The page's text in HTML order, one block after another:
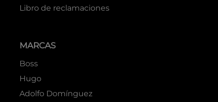
Libro de reclamaciones
MARCAS
Boss
Hugo
Adolfo Domínguez